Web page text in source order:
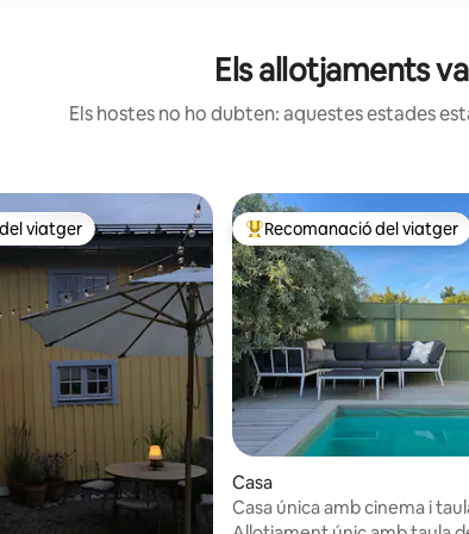
Els allotjaments
Els hostes no ho dubten: aquestes estades
viatger
viatger Principals recomanacions
Recomanació del viatger
Casa
Casa única amb cinema i